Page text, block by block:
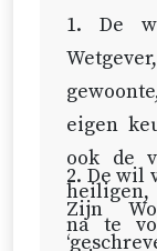
1. De
eigen
ook de
na te
2. De wil
Zijn